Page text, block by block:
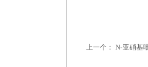
上一个： N-亚硝基